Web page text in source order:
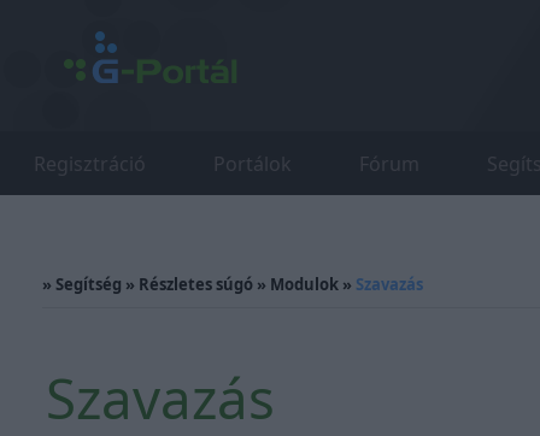
Regisztráció Portálok Fórum
» Segítség » Részletes súgó » Modulok » Szavazás
Szavazás